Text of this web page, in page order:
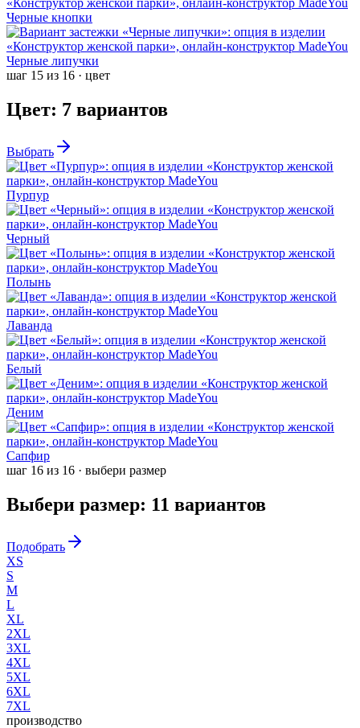
Черные кнопки
Черные липучки
шаг 15 из 16 · цвет
Цвет: 7 вариантов
Выбрать
Пурпур
Черный
Полынь
Лаванда
Белый
Деним
Сапфир
шаг 16 из 16 · выбери размер
Выбери размер: 11 вариантов
Подобрать
XS
S
M
L
XL
2XL
3XL
4XL
5XL
6XL
7XL
производство